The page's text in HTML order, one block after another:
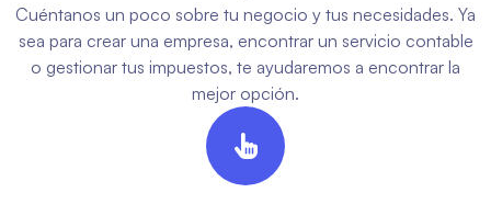
Cuéntanos un poco sobre tu negocio y tus necesidades. Ya
sea para crear una empresa, encontrar un servicio contable
o gestionar tus impuestos, te ayudaremos a encontrar la
mejor opción.
